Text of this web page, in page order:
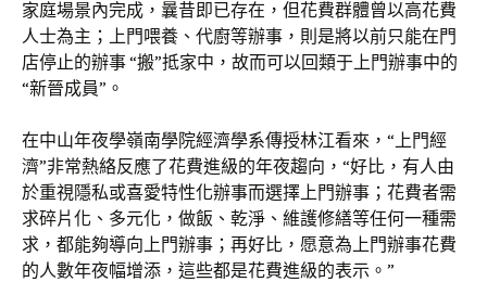
家庭場景內完成，曩昔即已存在，但花費群體曾以高花費
人士為主；上門喂養、代廚等辦事，則是將以前只能在門
店停止的辦事 “搬”抵家中，故而可以回類于上門辦事中的
“新晉成員”。
在中山年夜學嶺南學院經濟學系傳授林江看來，“上門經
濟”非常熱絡反應了花費進級的年夜趨向，“好比，有人由
於重視隱私或喜愛特性化辦事而選擇上門辦事；花費者需
求碎片化、多元化，做飯、乾淨、維護修繕等任何一種需
求，都能夠導向上門辦事；再好比，愿意為上門辦事花費
的人數年夜幅增添，這些都是花費進級的表示。”